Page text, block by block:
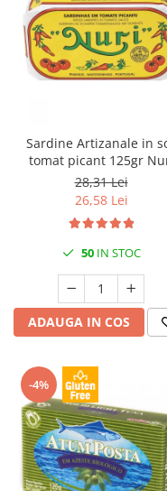
Sardine Artizanale in
tomat picant 125gr
28,31 Lei
26,58 Lei
50IN STOC
ADAUGA IN COS
-4%